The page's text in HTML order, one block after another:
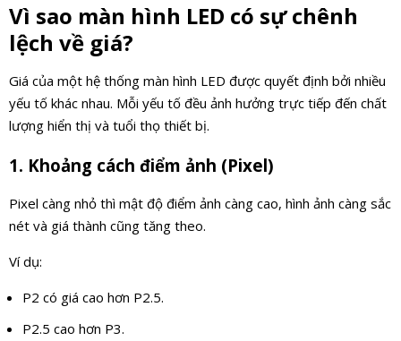
Vì sao màn hình LED có sự chênh
lệch về giá?
Giá của một hệ thống màn hình LED được quyết định bởi nhiều
yếu tố khác nhau. Mỗi yếu tố đều ảnh hưởng trực tiếp đến chất
lượng hiển thị và tuổi thọ thiết bị.
1. Khoảng cách điểm ảnh (Pixel)
Pixel càng nhỏ thì mật độ điểm ảnh càng cao, hình ảnh càng sắc
nét và giá thành cũng tăng theo.
Ví dụ:
P2 có giá cao hơn P2.5.
P2.5 cao hơn P3.